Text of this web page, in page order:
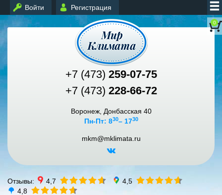
Войти Регистрация
0
+7 (473) 259-07-75
+7 (473) 228-66-72
Воронеж, Донбасская 40
Пн-Пт: 830– 1730
mkm@mklimata.ru
Отзывы: 4,7
4,5
4,8